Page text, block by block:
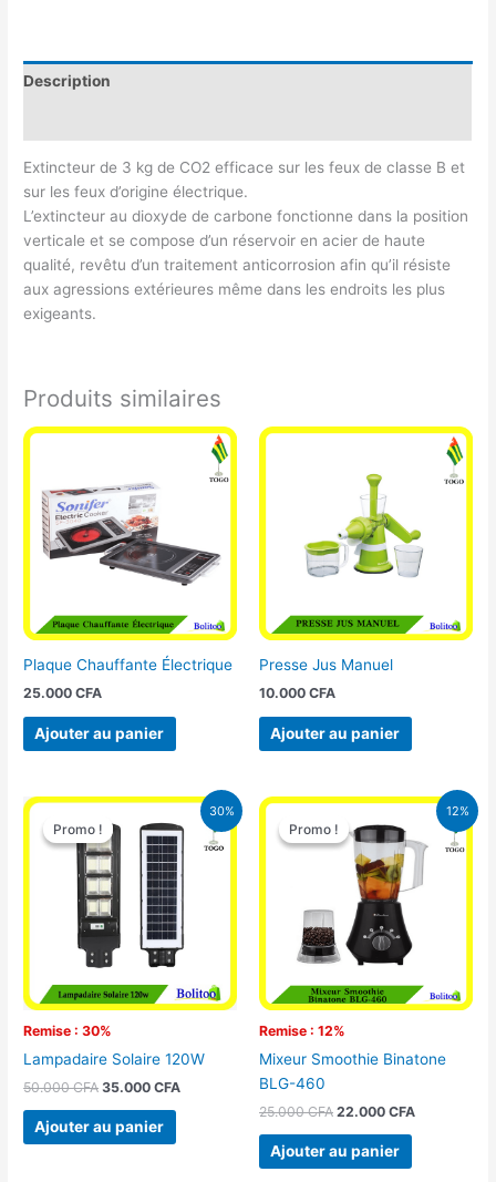
Description
Extincteur de 3 kg de CO2 efficace sur les feux de classe B et
sur les feux d’origine électrique.
L’extincteur au dioxyde de carbone fonctionne dans la position
verticale et se compose d’un réservoir en acier de haute
qualité, revêtu d’un traitement anticorrosion afin qu’il résiste
aux agressions extérieures même dans les endroits les plus
exigeants.
Produits similaires
Plaque Chauffante Électrique
25.000CFA
Ajouter au panier
Presse Jus Manuel
10.000 CFA
Ajouter au panier
30%
Promo !
Remise : 30%
Promo !
Lampadaire Solaire 120W
50.000CFA
Le
prix
initial
était :
50.000 CFA.
35.000CFA
Le
prix
actuel
est :
35.000 CFA.
Ajouter au panier
12%
Promo !
Remise : 12%
Promo !
Mixeur Smoothie Binatone
BLG-460
25.000CFA
Le
prix
initial
était :
25.000 CFA.
22.000 CFA
Le
prix
actuel
est :
Ajouter au panier